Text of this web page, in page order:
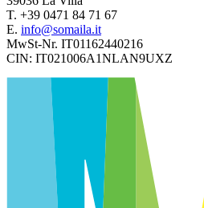
T. +39 0471 84 71 67
E. info@somaila.it
MwSt-Nr. IT01162440216
CIN: IT021006A1NLAN9UXZ